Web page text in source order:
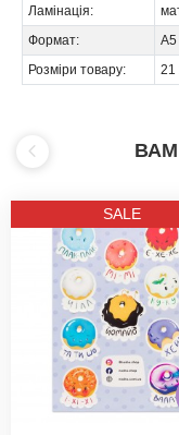
Ламінація:
Формат:
А5
Розміри товару:
21
SALE